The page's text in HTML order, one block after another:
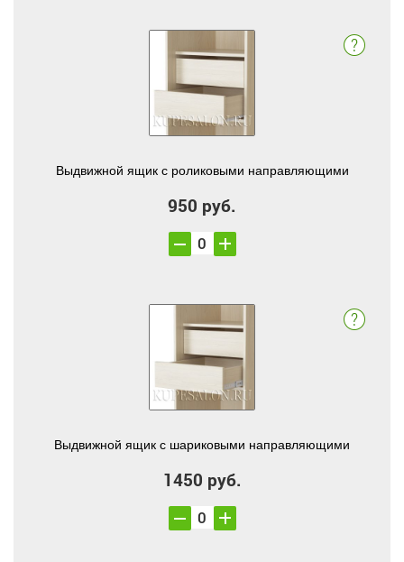
Выдвижной ящик с роликовыми направляющими
950 руб.
Выдвижной ящик с шариковыми направляющими
1450 руб.